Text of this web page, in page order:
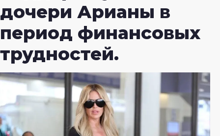
дочери Арианы в
период финансовых
трудностей.